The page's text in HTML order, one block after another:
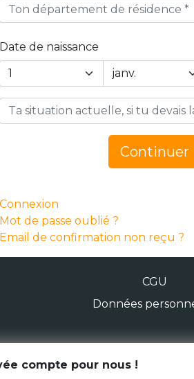
Ton département de résidence *
Date de naissance
Year
Continuer
Connexion
Mot de passe oublié ?
Email de confirmation non reçu ?
CGU
Données
© Génération
compte pour nous !